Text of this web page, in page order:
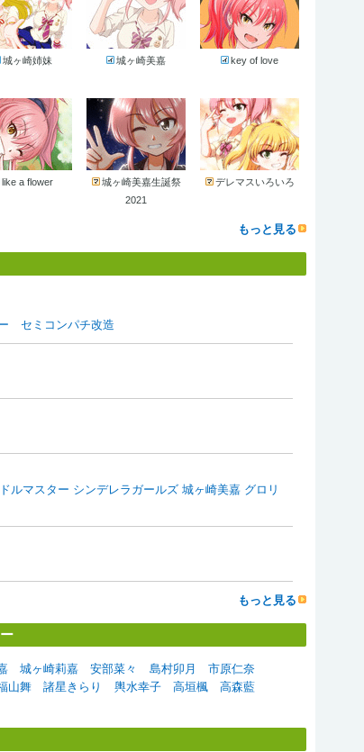
城ヶ崎姉妹 城ヶ崎美嘉 key of love
like a flower
城ヶ崎美嘉生誕祭
2021
デレマスいろいろ
もっと見る
セミコンパチ改造
ルマスター シンデレラガールズ 城ヶ崎美嘉 グロリ
もっと見る
城ヶ崎莉嘉 安部菜々 島村卯月
市原仁奈
山舞 諸星きらり 輿水幸子 高垣楓
高森藍